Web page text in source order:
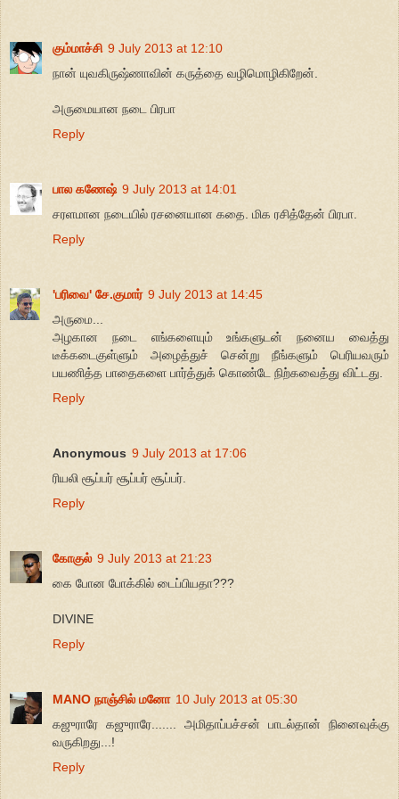
கும்மாச்சி 9 July 2013 at 12:10
நான் யுவகிருஷ்ணாவின் கருத்தை வழிமொழிகிறேன்.
அருமையான நடை பிரபா
Reply
பால கணேஷ் 9 July 2013 at 14:01
சரளமான நடையில் ரசனையான கதை. மிக ரசித்தேன் பிரபா.
Reply
'பரிவை' சே.குமார் 9 July 2013 at 14:45
அருமை...
அழகான நடை எங்களையும் உங்களுடன் நனைய வைத்து
டீக்கடைகுள்ளும் அழைத்துச் சென்று நீங்களும் பெரியவரும்
பயணித்த பாதைகளை பார்த்துக் கொண்டே நிற்கவைத்து விட்டது.
Reply
Anonymous 9 July 2013 at 17:06
ரியலி சூப்பர் சூப்பர் சூப்பர்.
Reply
கோகுல் 9 July 2013 at 21:23
கை போன போக்கில் டைப்பியதா???
DIVINE
Reply
MANO நாஞ்சில் மனோ 10 July 2013 at 05:30
கஜுராரே கஜுராரே....... அமிதாப்பச்சன் பாடல்தான் நினைவுக்கு
வருகிறது...!
Reply